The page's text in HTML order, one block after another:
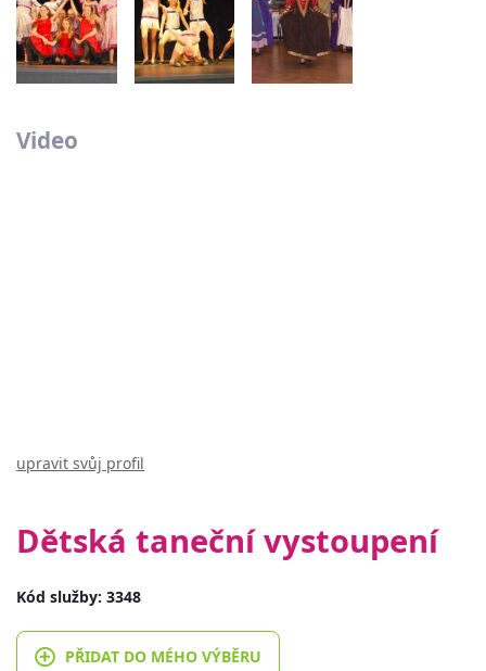
Video
upravit svůj profil
Dětská taneční vystoupení
Kód služby: 3348
PŘIDAT DO MÉHO VÝBĚRU